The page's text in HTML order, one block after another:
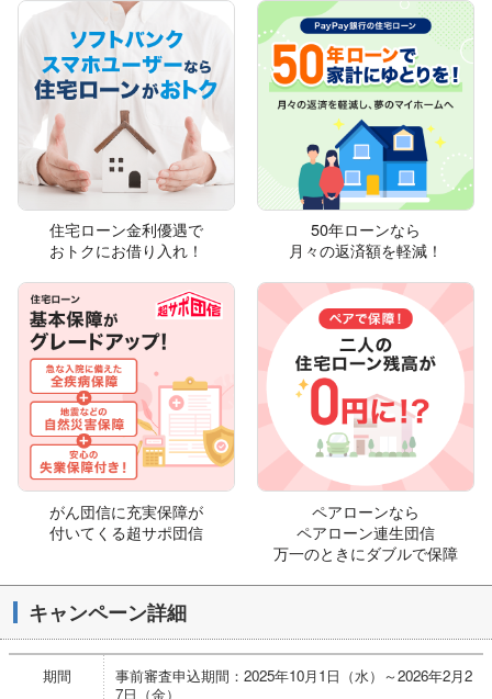
住宅ローン金利優遇で
おトクにお借り入れ！
50年ローンなら
月々の返済額を軽減！
がん団信に充実保障が
付いてくる超サポ団信
ペアローンなら
ペアローン連生団信
万一のときにダブルで保障
キャンペーン詳細
期間
事前審査申込期間：2025年10月1日（水）～2026年2月2
7日（金）